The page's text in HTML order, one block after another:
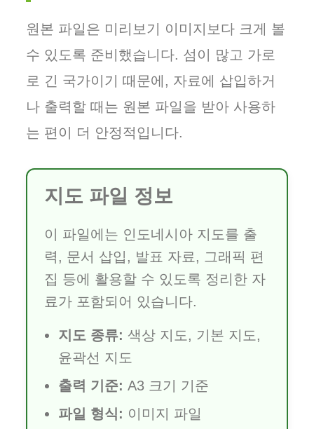
원본 파일은 미리보기 이미지보다 크게 볼
수 있도록 준비했습니다. 섬이 많고 가로
로 긴 국가이기 때문에, 자료에 삽입하거
나 출력할 때는 원본 파일을 받아 사용하
는 편이 더 안정적입니다.
지도 파일 정보
이 파일에는 인도네시아 지도를 출
력, 문서 삽입, 발표 자료, 그래픽 편
집 등에 활용할 수 있도록 정리한 자
료가 포함되어 있습니다.
지도 종류: 색상 지도, 기본 지도,
윤곽선 지도
출력 기준: A3 크기 기준
파일 형식: 이미지 파일